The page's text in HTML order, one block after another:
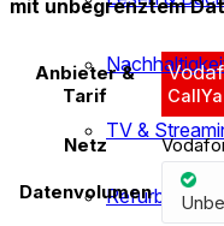
TV &
Refurbished
mit unbegrenztem
Anbieter &
Tarif
Netz
Datenvolumen